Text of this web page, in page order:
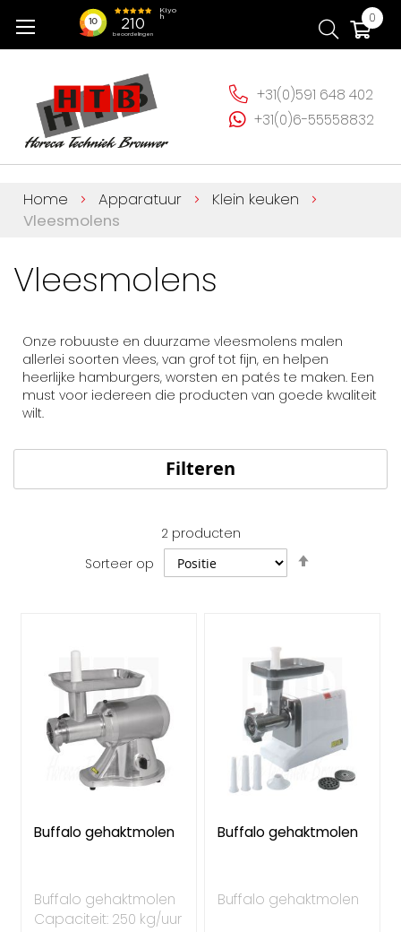
naar
0
+31(0)591 648 402
+31(0)6-55558832
Home Apparatuur
Klein keuken
Vleesmolens
Vleesmolens
Onze robuuste en duurzame vleesmolens malen
allerlei soorten vlees, van grof tot fijn, en helpen
heerlijke hamburgers, worsten en patés te maken. Een
must voor iedereen die producten van goede kwaliteit
wilt.
Filteren
2producten
Sorteer op
Buffalo gehaktmolen
Buffalo gehaktmolen
Capaciteit: 250 kg/uur
Buffalo gehaktmolen
Buffalo gehaktmolen